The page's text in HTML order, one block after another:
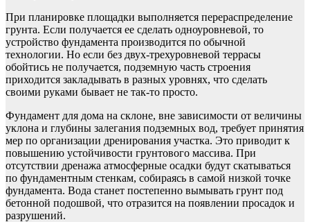
При планировке площадки выполняется перераспределение
грунта. Если получается ее сделать одноуровневой, то
устройство фундамента производится по обычной
технологии. Но если без двух-трехуровневой террасы
обойтись не получается, подземную часть строения
приходится закладывать в разных уровнях, что сделать
своими руками бывает не так-то просто.
Фундамент для дома на склоне, вне зависимости от величины
уклона и глубины залегания подземных вод, требует принятия
мер по организации дренирования участка. Это приводит к
повышению устойчивости грунтового массива. При
отсутствии дренажа атмосферные осадки будут скатываться
по фундаментным стенкам, собираясь в самой низкой точке
фундамента. Вода станет постепенно вымывать грунт под
бетонной подошвой, что отразится на появлении просадок и
разрушений.